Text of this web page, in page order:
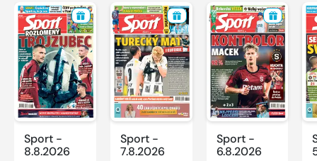
Sport -
8.8.2026
Sport -
7.8.2026
Sport -
6.8.2026